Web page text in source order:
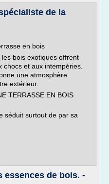
de la
en bois
bois exotiques offrent
chocs et aux intempéries.
une atmosphère
extérieur.
TERRASSE EN BOIS
séduit surtout de par sa
essences de bois. -